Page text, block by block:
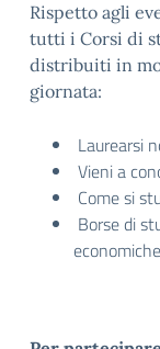
Rispetto agli
tutti i Corsi di
distribuiti in
giornata:
Laurearsi
Vieni a
Come si
Borse di
economiche